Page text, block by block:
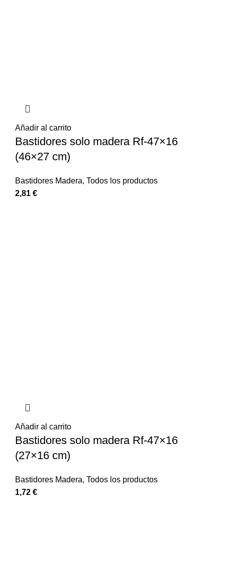
Añadir al carrito
Bastidores solo madera Rf-47×16
(46×27 cm)
Bastidores Madera, Todos los productos
2,81 €
Añadir al carrito
Bastidores solo madera Rf-47×16
(27×16 cm)
Bastidores Madera, Todos los productos
1,72 €